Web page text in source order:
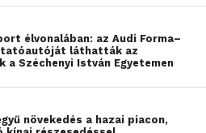
élvonalában: az Audi Forma–
láthatták az
a Széchenyi István Egyetemen
növekedés a hazai piacon,